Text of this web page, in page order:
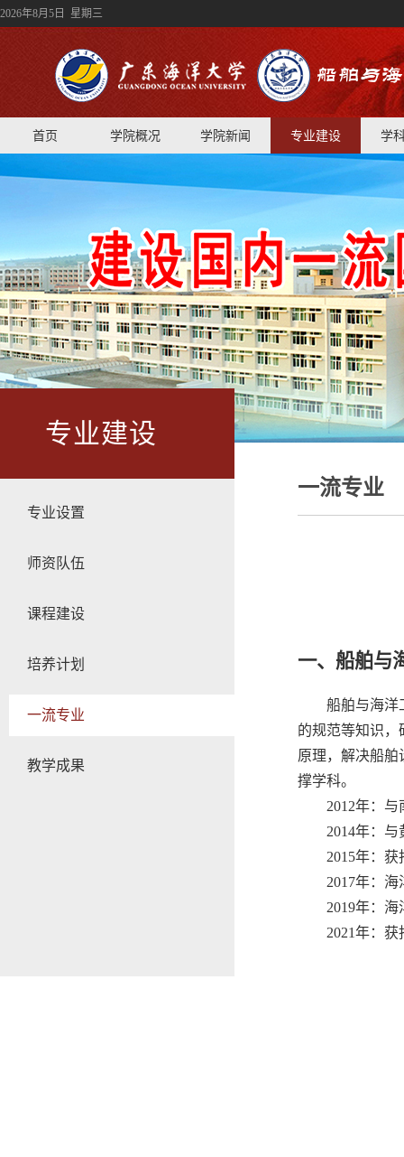
2026年8月5日 星期三
首页 学院概况 学院新闻 专业建设 学
专业建设
专业设置
师资队伍
课程建设
培养计划
一流专业
教学成果
一流专业
一、船舶与
船舶与海洋
的规范等知识
原理，解决船
撑学科。
2012年：与
2014年：与
2015年：获
2017年：海
2019年：海
2021年：获